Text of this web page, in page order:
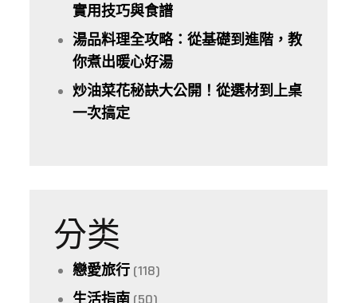
實用技巧與食譜
湯品料理全攻略：從基礎到進階，教
你煮出暖心好湯
炒油菜花秘訣大公開！從選材到上桌
一次搞定
分类
戀愛旅行 (118)